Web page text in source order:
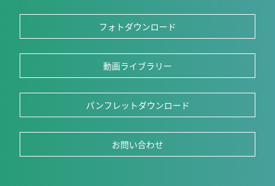
フォトダウンロード
動画ライブラリー
パンフレットダウンロード
お問い合わせ